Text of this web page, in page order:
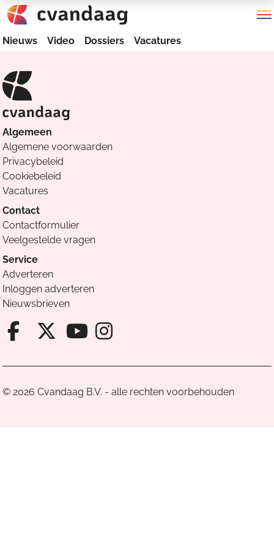
Nieuws Video Dossiers Vacatures
Algemeen
Algemene voorwaarden
Privacybeleid
Cookiebeleid
Vacatures
Contact
Contactformulier
Veelgestelde vragen
Service
Adverteren
Inloggen adverteren
Nieuwsbrieven
Facebook van Cvandaag
X van Cvandaag
Instagram van
© 2026 Cvandaag B.V. - alle rechten voorbehouden